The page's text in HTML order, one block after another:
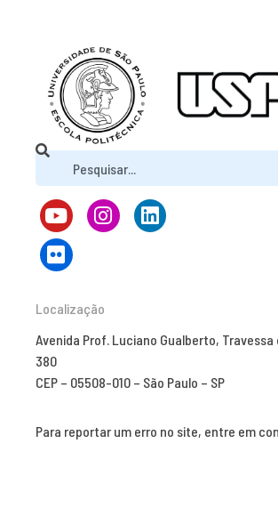
Localização
Avenida Prof. Luciano Gualberto,
380
CEP – 05508-010 – São Paulo – SP
Para reportar um erro no site, entre em